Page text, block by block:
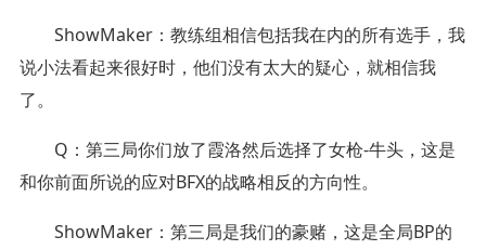
ShowMaker：教练组相信包括我在内的所有选手，我
说小法看起来很好时，他们没有太大的疑心，就相信我
了。
Q：第三局你们放了霞洛然后选择了女枪-牛头，这是
和你前面所说的应对BFX的战略相反的方向性。
ShowMaker：第三局是我们的豪赌，这是全局BP的